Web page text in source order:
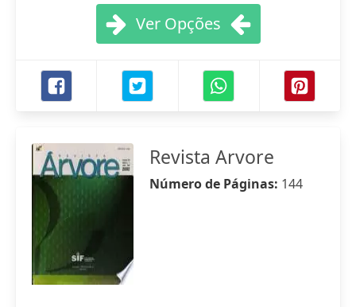
Ver Opções
Revista Arvore
Número de Páginas: 144